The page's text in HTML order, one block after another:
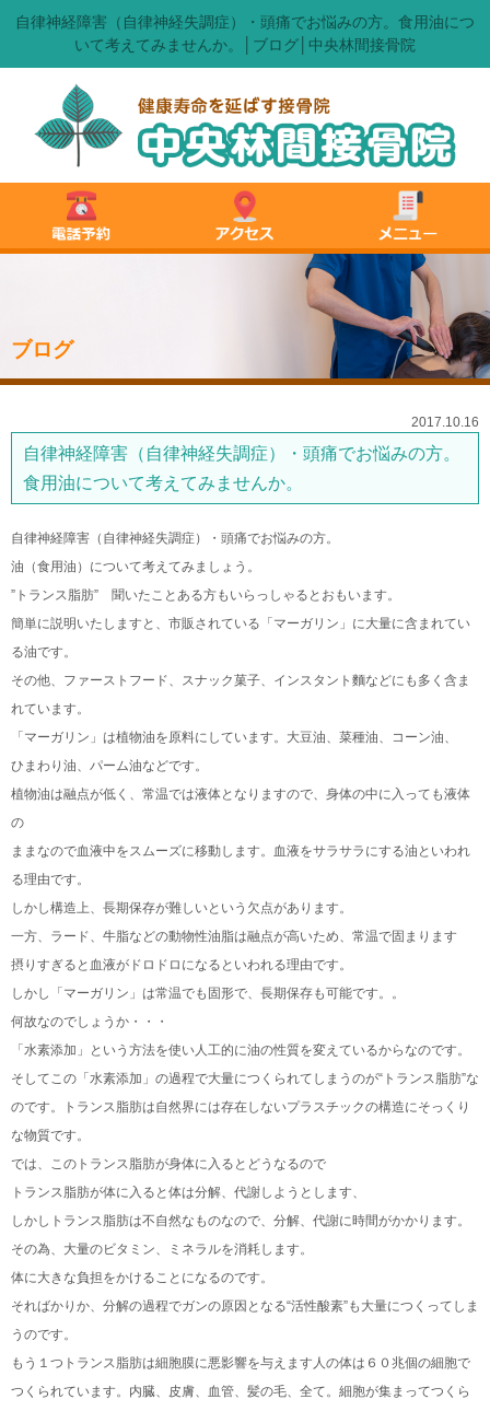
自律神経障害（自律神経失調症）・頭痛でお悩みの方。食用油につ
いて考えてみませんか。│ブログ│中央林間接骨院
ブログ
2017.10.16
自律神経障害（自律神経失調症）・頭痛でお悩みの方。
食用油について考えてみませんか。
自律神経障害（自律神経失調症）・頭痛でお悩みの方。
油（食用油）について考えてみましょう。
”トランス脂肪” 聞いたことある方もいらっしゃるとおもいます。
簡単に説明いたしますと、市販されている「マーガリン」に大量に含まれてい
る油です。
その他、ファーストフード、スナック菓子、インスタント麵などにも多く含ま
れています。
「マーガリン」は植物油を原料にしています。大豆油、菜種油、コーン油、
ひまわり油、パーム油などです。
植物油は融点が低く、常温では液体となりますので、身体の中に入っても液体
の
ままなので血液中をスムーズに移動します。血液をサラサラにする油といわれ
る理由です。
しかし構造上、長期保存が難しいという欠点があります。
一方、ラード、牛脂などの動物性油脂は融点が高いため、常温で固まります
摂りすぎると血液がドロドロになるといわれる理由です。
しかし「マーガリン」は常温でも固形で、長期保存も可能です。。
何故なのでしょうか・・・
「水素添加」という方法を使い人工的に油の性質を変えているからなのです。
そしてこの「水素添加」の過程で大量につくられてしまうのが“トランス脂肪”な
のです。トランス脂肪は自然界には存在しないプラスチックの構造にそっくり
な物質です。
では、このトランス脂肪が身体に入るとどうなるので
トランス脂肪が体に入ると体は分解、代謝しようとします、
しかしトランス脂肪は不自然なものなので、分解、代謝に時間がかかります。
その為、大量のビタミン、ミネラルを消耗します。
体に大きな負担をかけることになるのです。
そればかりか、分解の過程でガンの原因となる“活性酸素”も大量につくってしま
うのです。
もう１つトランス脂肪は細胞膜に悪影響を与えます人の体は６０兆個の細胞で
つくられています。内臓、皮膚、血管、髪の毛、全て。細胞が集まってつくら